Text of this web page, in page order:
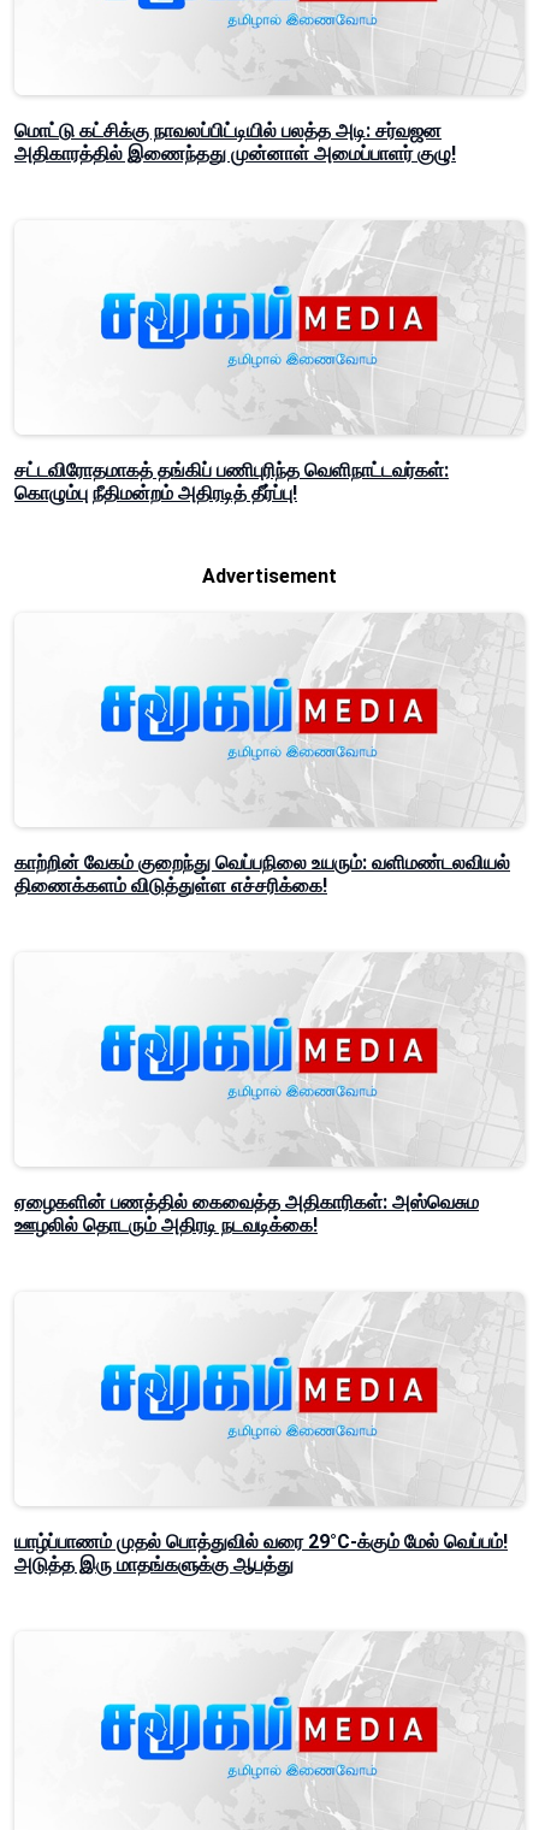
மொட்டு கட்சிக்கு நாவலப்பிட்டியில் பலத்த அடி: சர்வஜன
அதிகாரத்தில் இணைந்தது முன்னாள் அமைப்பாளர் குழு!
சட்டவிரோதமாகத் தங்கிப் பணிபுரிந்த வெளிநாட்டவர்கள்:
கொழும்பு நீதிமன்றம் அதிரடித் தீர்ப்பு!
Advertisement
காற்றின் வேகம் குறைந்து வெப்பநிலை உயரும்: வளிமண்டலவியல்
திணைக்களம் விடுத்துள்ள எச்சரிக்கை!
ஏழைகளின் பணத்தில் கைவைத்த அதிகாரிகள்: அஸ்வெசும
ஊழலில் தொடரும் அதிரடி நடவடிக்கை!
யாழ்ப்பாணம் முதல் பொத்துவில் வரை 29°C-க்கும் மேல் வெப்பம்!
அடுத்த இரு மாதங்களுக்கு ஆபத்து